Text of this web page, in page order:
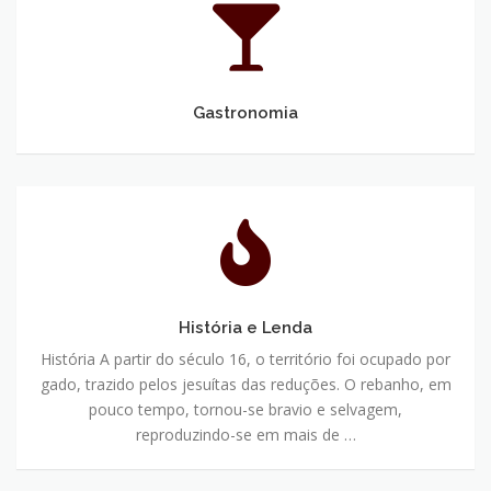
Gastronomia
História e Lenda
História A partir do século 16, o território foi ocupado por
gado, trazido pelos jesuítas das reduções. O rebanho, em
pouco tempo, tornou-se bravio e selvagem,
reproduzindo-se em mais de …